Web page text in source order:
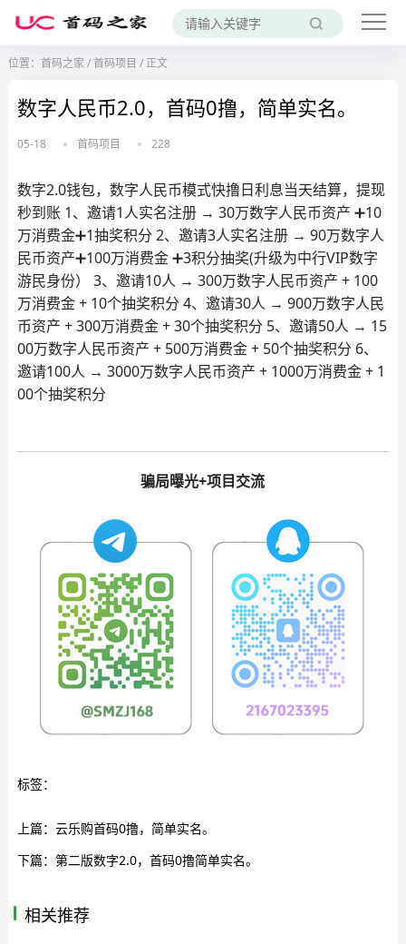
位置： 首码之家 /首码项目 /正文
数字人民币2.0，首码0撸，简单实名。
05-18 首码项目 228
数字2.0钱包，数字人民币模式快撸日利息当天结算，提现
秒到账 1、邀请1人实名注册 → 30万数字人民币资产 ➕10
万消费金➕1抽奖积分 2、邀请3人实名注册 → 90万数字人
民币资产➕100万消费金 ➕3积分抽奖(升级为中行VIP数字
游民身份） 3、邀请10人 → 300万数字人民币资产 + 100
万消费金 + 10个抽奖积分 4、邀请30人 → 900万数字人民
币资产 + 300万消费金 + 30个抽奖积分 5、邀请50人 → 15
00万数字人民币资产 + 500万消费金 + 50个抽奖积分 6、
邀请100人 → 3000万数字人民币资产 + 1000万消费金 + 1
00个抽奖积分
骗局曝光+项目交流
标签：
上篇： 云乐购首码0撸，简单实名。
下篇： 第二版数字2.0，首码0撸简单实名。
相关推荐